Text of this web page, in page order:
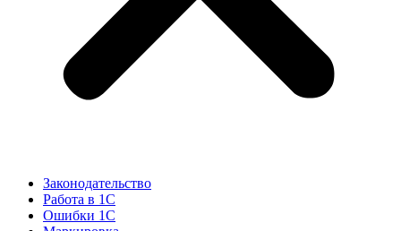
Законодательство
Работа в 1С
Ошибки 1С